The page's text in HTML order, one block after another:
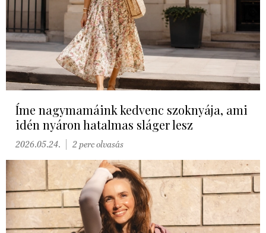
Íme nagymamáink kedvenc szoknyája, ami
idén nyáron hatalmas sláger lesz
2026.05.24. 2 perc olvasás